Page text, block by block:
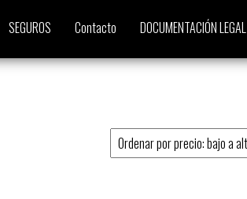
SEGUROS Contacto DOCUMENTACIÓN LEGAL